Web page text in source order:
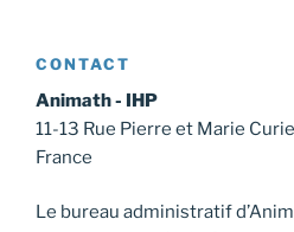
CONTACT
Animath - IHP
11-13 Rue Pierre et Marie
France
Le bureau administratif